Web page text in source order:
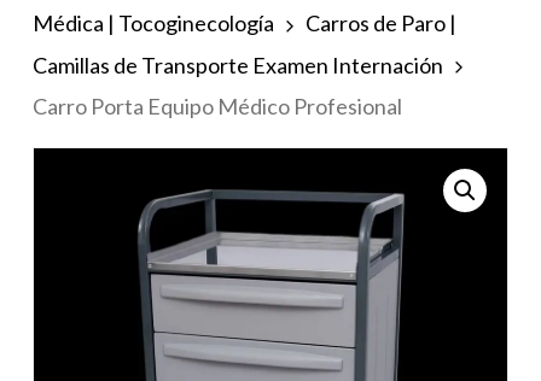
Médica | Tocoginecología
Carros de Paro |
Camillas de Transporte Examen Internación
Carro Porta Equipo Médico Profesional